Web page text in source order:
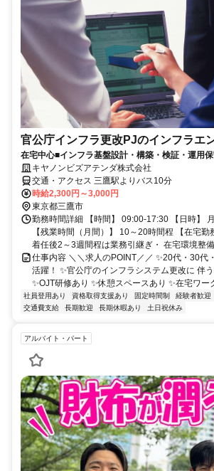
官公庁インフラ更改PJのインフラエ
在宅中心■インフラ基盤設計・構築・検証・運用
キヤノンビズアテンダ株式会社
交通・アクセス 三鷹駅よりバス10分
時給2,300円～3,000円
東京都三鷹市
勤務時間詳細 【時間】 09:00-17:30 【日時】
【残業時間（月間）】 10～20時間程 【在宅勤
着任後2～3週間程は業務引継ぎ・ 在宅環境整備
仕事内容 ＼＼求人のPOINT／／ ✨20代・30代
活躍！ ✨官公庁のインフラシステム更改に 伴
✨OJT研修あり ✨休憩スペースあり ✨在宅ワー
社員登用あり 資格取得支援あり 固定時間制 経験者歓迎
交通費支給
長期歓迎 長期休暇あり 土日祝休み
アルバイト・パート